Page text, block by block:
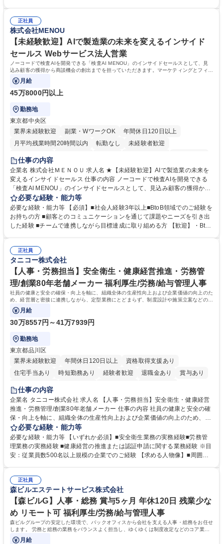
や個別面談を通してご自身のキャリアと向き合っていただき、会社として
もバックアップしていきます。 学歴・資格 学歴：大学院 大学 高専 短大
専修学校 高校 語学力： 資格：
正社員
株式会社MENOU
【未経験歓迎】AIで製造業の未来を変えるインサイド
セールス Webサービス法人営業
ノーコードで検査AIを開発できる「検査AI MENOU」のインサイドセールスとして、見
込み顧客の獲得から商談機会の創出までを担っていただきます。マーケティングとフィー
ルドセールスをつなぐ役割として、
月給
45万8000円以上
勤務地
東京都中央区
業界未経験歓迎
副業・WワークOK
年間休日120日以上
月平均残業時間20時間以内
転勤なし
未経験者歓迎
時短勤務あり
駅近5分以内
土日祝休み 服装自由
仕事の内容
企業名 株式会社ＭＥＮＯＵ 求人名 ★【未経験歓迎】AIで製造業の未来を
変えるインサイドセールス 仕事の内容 ノーコードで検査AIを開発できる
「検査AI MENOU」のインサイドセールスとして、見込み顧客の獲得から
商談機会の創出までを担っていただきます。マーケティングとフィールド
セールスをつなぐ役割として、 適切なタイミングで顧客とコミュニケーシ
ョンを取りながら、受注につながる商談機会の最大化を目指します。 【具
体的な仕事内容】 リードへの電話・メールによるアプローチ/リードナー
実行/フィールドセールスへの案件連携 募集職種 ★【未経験歓迎】AIで製
造業の未来を変えるインサイドセールス
必要な経験・能力等
必要な経験・能力等 【必須】■社会人経験3年以上■BtoB領域でのご経験を
お持ちの方 ■顧客とのコミュニケーションを通じて課題やニーズを引き出
した経験 ■チームで連携しながら目標達成に取り組める方 【歓迎】・BtoB
企画・実行経験 ・CRM・リードナーチャリングに関する知見 ・データを
もとに営業プロセスを改善した経験 学歴・資格 学歴：大学院 大学 高専 短
大 専修学校 高校 語学力： 資格：
正社員
タニコー株式会社
【人事・労務担当】安全衛生・健康経営推進・労務管
理/創業80年老舗メーカー 福利厚生/労務/給与管理人事
社員の健康と安全の確保・向上を軸に、組織全体の生産性向上および企業価値の向上のた
め、経営層と密接に連携しながら、定型業務にとどまらず、制度設計や施策立案などの上
流工程から関与していただきます。
月給
30万8557円～41万7939円
勤務地
東京都品川区
業界未経験歓迎
年間休日120日以上
資格取得支援あり
住宅手当あり
時短勤務あり 経験者歓迎 退職金あり
賞与あり
完全週休2日制
寮・社宅あり
仕事の内容
企業名 タニコー株式会社 求人名 【人事・労務担当】安全衛生・健康経営
推進・労務管理/創業80年老舗メーカー 仕事の内容 社員の健康と安全の確
保・向上を軸に、組織全体の生産性向上および企業価値の向上のため、経
営層と密接に連携しながら、定型業務にとどまらず、制度設計や施策立案
などの上流工程から関与していただきます。 【主な業務内容】■安全衛生
業務（ストレスチェック、健康診断の運用、産業医との連携 など）■健康
経営認証取得に向けた企画・推進■労務管理（労働時間の分析、労働環境
を底上げすべく、ともにご活躍いただける方の増員募集となります。 募集
職種 【人事・労務担当】安全衛生・健康経営推進・労務管理/創業80年老
舗メーカー
必要な経験・能力等
必要な経験・能力等 【いずれか必須】■安全衛生業務の実務経験■労務管
理業務の実務経験 ■健康経営の推進または認証申請に関する業務経験 ※目
安：従業員数500名以上規模の企業でのご経験 【求める人物像】■周囲
部門と連携しながら業務を推進できる方■Excelや労務管理システムの実務
使用経験をお持ちの方 学歴・資格 学歴：大学院 大学 高専 短大 専修学校
高校 語学力： 資格：
正社員
森ビルエステートサービス株式会社
【森ビルG】人事・総務 賞与5ヶ月 年休120日 残業少な
め リモート可 福利厚生/労務/給与管理人事
森ビルグループの安定した環境で、バックオフィスから会社を支える人事・総務をお任せ
します。 労務と総務の業務をバランスよく担当し、ゆくゆくは制度改定などのコア業務
にも挑戦できる、やりがいある環境です。
月給